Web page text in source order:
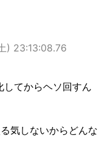
) 23:13:08.76
してからヘソ回すん
気しないからどんな